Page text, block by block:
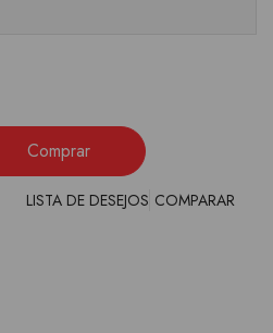
Comprar
LISTA DE DESEJOS COMPARAR